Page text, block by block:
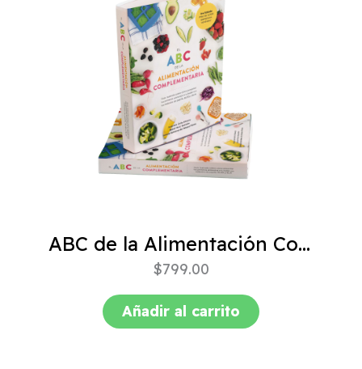
ABC de la Alimentación Complementaria 4ta edición
$799.00
Añadir al carrito